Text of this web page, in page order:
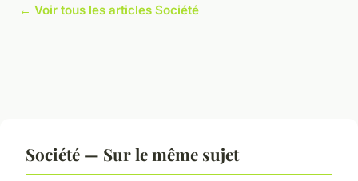
← Voir tous les articles Société
Société — Sur le même sujet